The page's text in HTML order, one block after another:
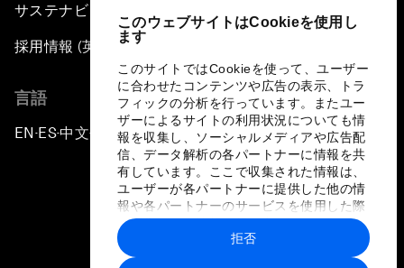
このウェブサイトはCookieを使用し
ます
このサイトではCookieを使って、ユーザー
に合わせたコンテンツや広告の表示、トラ
フィックの分析を行っています。またユー
ザーによるサイトの利用状況についても情
報を収集し、ソーシャルメディアや広告配
信、データ解析の各パートナーに情報を共
有しています。ここで収集された情報は、
ユーザーが各パートナーに提供した他の情
報や各パートナーのサービスを使用した際
に収集された情報と組み合わされ、各パー
トナーによって使用されることがありま
す。
拒否
サステナビリティへの取り組み
採用情報 (英語のみ)
言語
EN ▪ES▪中文▪ 日本語
プライバシーポリシーと利用規約